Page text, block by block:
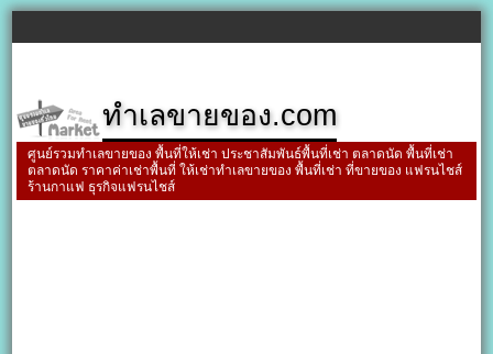
ทำเลขายของ.com
ศูนย์รวมทำเลขายของ พื้นที่ให้เช่า ประชาสัมพันธ์พื้นที่เช่า ตลาดนัด พื้นที่เช่า
ตลาดนัด ราคาค่าเช่าพื้นที่ ให้เช่าทำเลขายของ พื้นที่เช่า ที่ขายของ แฟรนไชส์
ร้านกาแฟ ธุรกิจแฟรนไชส์